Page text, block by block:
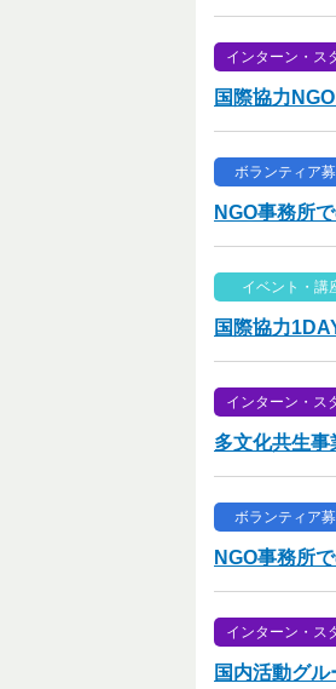
インターン・ス
国際協力
ボランティア
NGO事務所
イベント・講
国際協力
インターン・ス
多文化共生
ボランティア
NGO事務所
インターン・ス
国内活動グ